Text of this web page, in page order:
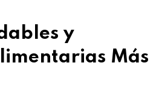
y
Más